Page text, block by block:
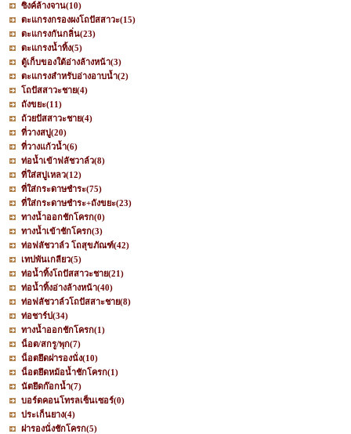
ซิงค์ล้างจาน(10)
ตะแกรงกรองผงโถปัสสาวะ(15)
ตะแกรงกันกลิ่น(23)
ตะแกรงน้ำทิ้ง(5)
ตู้เก็บของใต้อ่างล้างหน้า(3)
ตะแกรงสำหรับอ่างอาบน้ำ(2)
โถปัสสาวะชาย(4)
ถังขยะ(11)
ถ้วยปัสสาวะชาย(4)
ที่วางสบู่(20)
ที่วางแก้วน้ำ(6)
ท่อน้ำเข้าฟลัชวาล์ว(8)
ที่ใส่สบู่เหลว(12)
ที่ใส่กระดาษชำระ(75)
ที่ใส่กระดาษชำระ+ถังขยะ(23)
ทางน้ำออกชักโครก(0)
ทางน้ำเข้าชักโครก(3)
ท่อฟลัชวาล์ว โถสุขภัณฑ์(42)
เทปพันเกลียว(5)
ท่อน้ำทิ้งโถปัสสาวะชาย(21)
ท่อน้ำทิ้งอ่างล้างหน้า(40)
ท่อฟลัชวาล์วโถปัสสาะชาย(8)
ท่อชาร์ป(34)
ทางน้ำออกชักโครก(1)
น็อต/สกรู/พุก(7)
น็อตยึดฝารองนั่ง(10)
น็อตยึดหม้อน้ำชักโครก(1)
นัตยึดก๊อกน้ำ(7)
บอร์ดคอนโทรลเซ็นเซอร์(0)
ประเก็นยาง(4)
ฝารองนั่งชักโครก(5)